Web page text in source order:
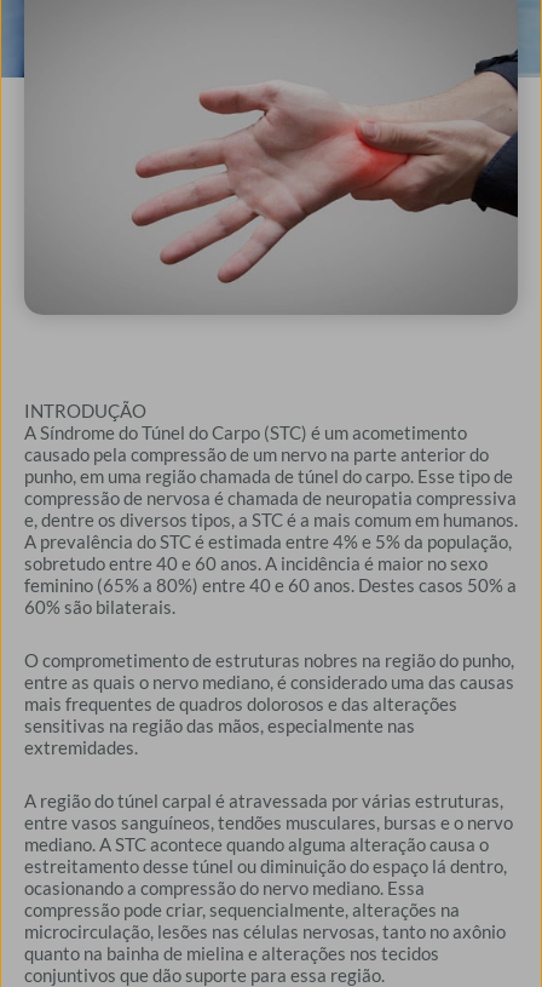
INTRODUÇÃO
A Síndrome do Túnel do Carpo (STC) é um acometimento
causado pela compressão de um nervo na parte anterior do
punho, em uma região chamada de túnel do carpo. Esse tipo de
compressão de nervosa é chamada de neuropatia compressiva
e, dentre os diversos tipos, a STC é a mais comum em humanos.
A prevalência do STC é estimada entre 4% e 5% da população,
sobretudo entre 40 e 60 anos. A incidência é maior no sexo
feminino (65% a 80%) entre 40 e 60 anos. Destes casos 50% a
60% são bilaterais.
O comprometimento de estruturas nobres na região do punho,
entre as quais o nervo mediano, é considerado uma das causas
mais frequentes de quadros dolorosos e das alterações
sensitivas na região das mãos, especialmente nas
extremidades.
A região do túnel carpal é atravessada por várias estruturas,
entre vasos sanguíneos, tendões musculares, bursas e o nervo
mediano. A STC acontece quando alguma alteração causa o
estreitamento desse túnel ou diminuição do espaço lá dentro,
ocasionando a compressão do nervo mediano. Essa
compressão pode criar, sequencialmente, alterações na
microcirculação, lesões nas células nervosas, tanto no axônio
quanto na bainha de mielina e alterações nos tecidos
conjuntivos que dão suporte para essa região.